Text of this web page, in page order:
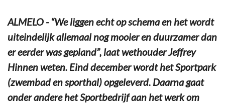
ALMELO - “We liggen echt op schema en het wordt
uiteindelijk allemaal nog mooier en duurzamer dan
er eerder was gepland”, laat wethouder Jeffrey
Hinnen weten. Eind december wordt het Sportpark
(zwembad en sporthal) opgeleverd. Daarna gaat
onder andere het Sportbedrijf aan het werk om